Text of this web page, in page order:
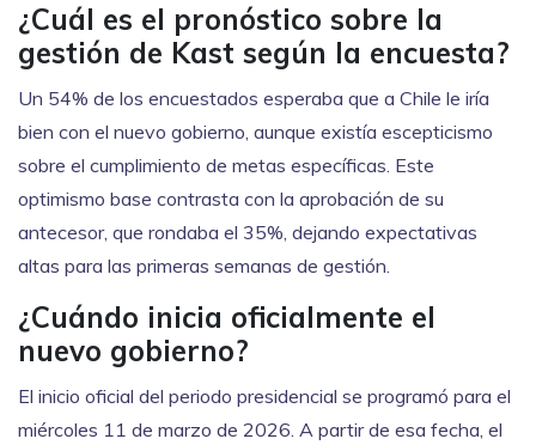
¿Cuál es el pronóstico sobre la
gestión de Kast según la encuesta?
Un 54% de los encuestados esperaba que a Chile le iría
bien con el nuevo gobierno, aunque existía escepticismo
sobre el cumplimiento de metas específicas. Este
optimismo base contrasta con la aprobación de su
antecesor, que rondaba el 35%, dejando expectativas
altas para las primeras semanas de gestión.
¿Cuándo inicia oficialmente el
nuevo gobierno?
El inicio oficial del periodo presidencial se programó para el
miércoles 11 de marzo de 2026. A partir de esa fecha, el